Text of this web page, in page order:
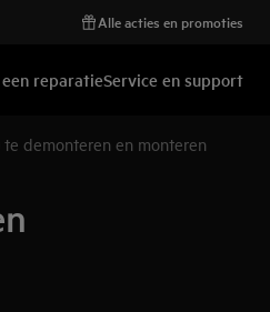
Alle acties en promoties
reparatieService en support
demonteren en monteren